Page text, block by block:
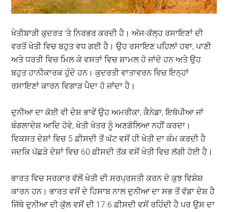
ਖੇਤੀਬਾੜੀ ਕੁਦਰਤ ’ਤੇ ਨਿਰਭਰ ਕਰਦੀ ਹੈ। ਅੱਜ-ਕੱਲ੍ਹ ਰਸਾਇਣਾਂ ਦੀ
ਵਰਤੋਂ ਖੇਤੀ ਵਿਚ ਬਹੁਤ ਵਧ ਗਈ ਹੈ। ਉਹ ਰਸਾਇਣ ਪਹਿਲਾਂ ਹਵਾ, ਪਾਣੀ
ਅਤੇ ਧਰਤੀ ਵਿਚ ਮਿਲ ਕੇ ਵਸਤਾਂ ਵਿਚ ਸ਼ਾਮਲ ਹੋ ਜਾਂਦੇ ਹਨ ਅਤੇ ਉਹ
ਬਹੁਤ ਹਾਨੀਕਾਰਕ ਹੁੰਦੇ ਹਨ। ਕੁਦਰਤੀ ਵਾਤਾਵਰਨ ਵਿਚ ਇਨ੍ਹਾਂ
ਰਸਾਇਣਾਂ ਕਾਰਨ ਵਿਗਾੜ ਪੈਦਾ ਹੋ ਜਾਂਦਾ ਹੈ।
ਦੁਨੀਆ ਦਾ ਕੋਈ ਵੀ ਦੇਸ਼ ਭਾਵੇਂ ਉਹ ਅਮਰੀਕਾ, ਕੈਨੇਡਾ, ਇਥੋਪੀਆ ਜਾਂ
ਬੰਗਲਾਦੇਸ਼ ਆਦਿ ਹੋਵੇ, ਖੇਤੀ ਖੇਤਰ ਨੂੰ ਅਣਗੋਲਿਆ ਨਹੀਂ ਕਰਦਾ।
ਵਿਕਸਤ ਦੇਸ਼ਾਂ ਵਿਚ 5 ਫ਼ੀਸਦੀ ਤੋਂ ਘੱਟ ਵਸੋਂ ਹੀ ਖੇਤੀ ਦਾ ਕੰਮ ਕਰਦੀ ਹੈ
ਜਦਕਿ ਪੱਛੜੇ ਦੇਸ਼ਾਂ ਵਿਚ 60 ਫ਼ੀਸਦੀ ਤੱਕ ਵਸੋਂ ਖੇਤੀ ਵਿਚ ਲੱਗੀ ਹੋਈ ਹੈ।
ਭਾਰਤ ਵਿਚ ਸਰਕਾਰ ਵੱਲੋਂ ਖੇਤੀ ਦੀ ਸਰਪ੍ਰਸਤੀ ਕਰਨ ਦੇ ਕੁਝ ਵਿਸ਼ੇਸ਼
ਕਾਰਨ ਹਨ। ਭਾਰਤ ਵਸੋਂ ਦੇ ਹਿਸਾਬ ਨਾਲ ਦੁਨੀਆ ਦਾ ਸਭ ਤੋਂ ਵੱਡਾ ਦੇਸ਼ ਹੈ
ਜਿੱਥੇ ਦੁਨੀਆ ਦੀ ਕੁੱਲ ਵਸੋਂ ਦੀ 17.6 ਫ਼ੀਸਦੀ ਵਸੋਂ ਰਹਿੰਦੀ ਹੈ ਪਰ ਉਸ ਦਾ